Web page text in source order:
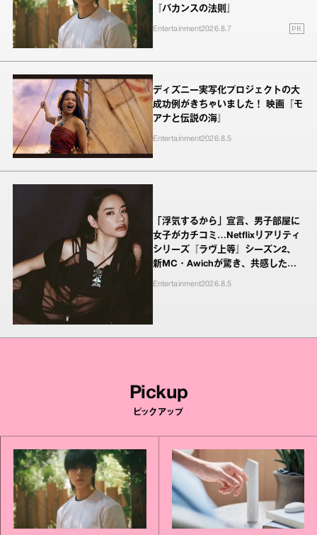
『バカンスの法則』
Entertainment2026.8.7 PR
ディズニー実写化プロジェクトの大
成功例がきちゃいました！ 映画『モ
アナと伝説の海』
Entertainment2026.8.5
「浮気するから」宣言、男子部屋に
女子がカチコミ…Netflixリアリティ
シリーズ『ラヴ上等』シーズン2、
新MC・Awichが驚き、共感したヤ
Entertainment2026.8.5
Pickup
ピックアップ